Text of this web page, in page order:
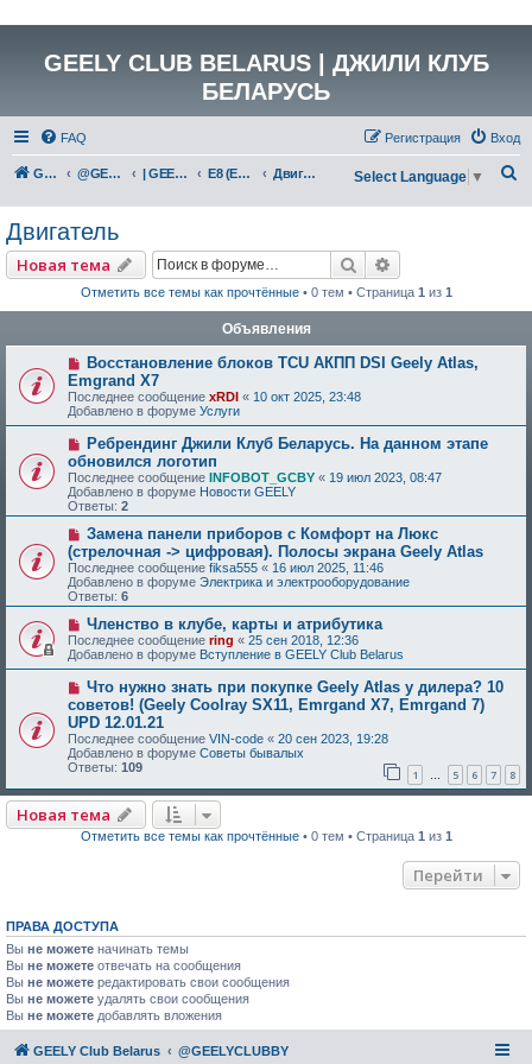
GEELY CLUB BELARUS | ДЖИЛИ КЛУБ
БЕЛАРУСЬ
FAQ Вход
Регистрация
GEELY Club Belarus @GEELYCLUBBY | GEELY EV E8 (E171) Двигатель Select Language ▼
Двигатель
Новая тема Поиск
Отметить все темы как прочтённые• 0 тем • Страница 1 из 1
Объявления
Восстановление блоков TCU АКПП DSI Geely Atlas,
Emgrand X7
Последнее сообщение xRDI « 10 окт 2025, 23:48
Добавлено в форуме Услуги
Ребрендинг Джили Клуб Беларусь. На данном этапе
обновился логотип
Последнее сообщение INFOBOT_GCBY « 19 июл 2023, 08:47
Добавлено в форуме Новости GEELY
Ответы: 2
Замена панели приборов с Комфорт на Люкс
(стрелочная -> цифровая). Полосы экрана Geely Atlas
Последнее сообщение fiksa555 « 16 июл 2025, 11:46
Добавлено в форуме Электрика и электрооборудование
Ответы: 6
Членство в клубе, карты и атрибутика
Последнее сообщение ring « 25 сен 2018, 12:36
Добавлено в форуме Вступление в GEELY Club Belarus
Что нужно знать при покупке Geely Atlas у дилера? 10
советов! (Geely Coolray SX11, Emrgand X7, Emrgand 7)
UPD 12.01.21
Последнее сообщение VIN-code « 20 сен 2023, 19:28
Добавлено в форуме Советы бывалых
Ответы: 109 1 … 5 6 7 8
Новая тема
Отметить все темы как прочтённые• 0 тем • Страница 1 из 1
Перейти
ПРАВА ДОСТУПА
Вы не можете начинать темы
Вы не можете отвечать на сообщения
Вы не можете редактировать свои сообщения
Вы не можете удалять свои сообщения
Вы не можете добавлять вложения
GEELY Club Belarus @GEELYCLUBBY